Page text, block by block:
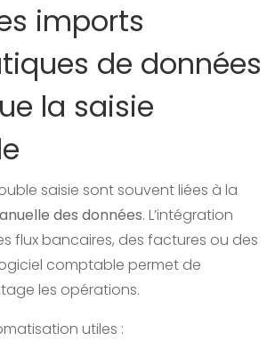
imports
de données
la saisie
saisie sont souvent liées à la
des données. L’intégration
flux bancaires, des factures ou des
comptable permet de
les opérations.
utiles :